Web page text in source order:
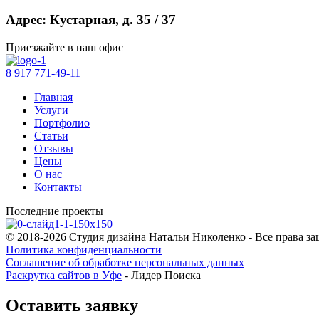
Адрес: Кустарная, д. 35 / 37
Приезжайте в наш офис
8 917 771-49-11
Главная
Услуги
Портфолио
Статьи
Отзывы
Цены
О нас
Контакты
Последние проекты
© 2018-2026 Студия дизайна Натальи Николенко - Все права
Политика конфиденциальности
Соглашение об обработке персональных данных
Раскрутка сайтов в Уфе - Лидер Поиска
Оставить заявку